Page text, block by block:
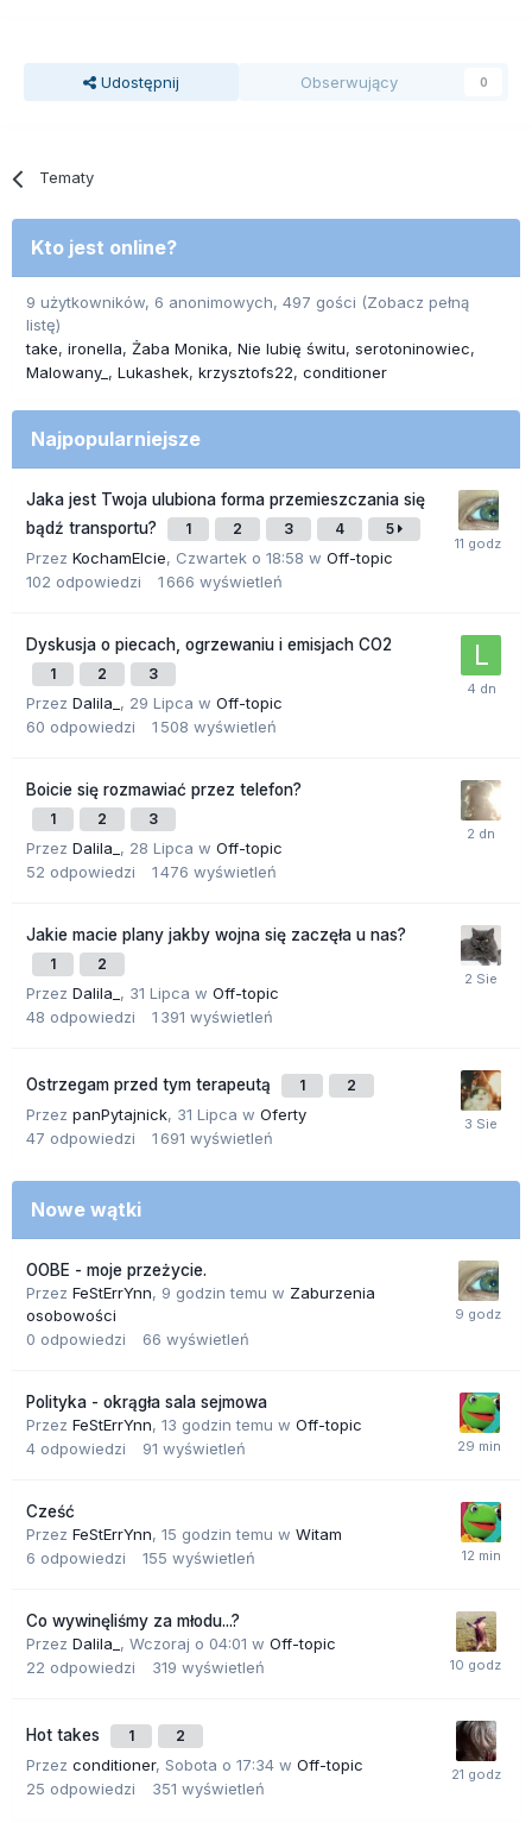
Udostępnij Obserwujący 0
Tematy
Kto jest online?
9 użytkowników, 6 anonimowych, 497 gości (Zobacz pełną
listę)
take ironella Żaba Monika Nie lubię świtu serotoninowiec
Malowany_
Lukashek krzysztofs22 conditioner
Najpopularniejsze
Jaka jest Twoja ulubiona forma przemieszczania się
bądź transportu?
1 2 3 4 5
Przez KochamElcie, Czwartek o 18:58 w Off-topic
102 odpowiedzi 1 666 wyświetleń
Dyskusja o piecach, ogrzewaniu i emisjach CO2
1 2 3
Przez Dalila_ , 29 Lipca w Off-topic
60 odpowiedzi 1 508 wyświetleń
Boicie się rozmawiać przez telefon?
1 2 3
Przez Dalila_ , 28 Lipca w Off-topic
52 odpowiedzi 1 476 wyświetleń
Jakie macie plany jakby wojna się zaczęła u nas?
1 2
Przez Dalila_ , 31 Lipca w Off-topic
48 odpowiedzi 1 391 wyświetleń
Ostrzegam przed tym terapeutą 1 2
Przez panPytajnick, 31 Lipca w Oferty
47 odpowiedzi 1 691 wyświetleń
Nowe wątki
OOBE - moje przeżycie.
Przez FeStErrYnn, 9 godzin temu w Zaburzenia
osobowości
0 odpowiedzi 66 wyświetleń
Polityka - okrągła sala sejmowa
Przez FeStErrYnn, 13 godzin temu w Off-topic
4 odpowiedzi 91 wyświetleń
Cześć
Przez FeStErrYnn, 15 godzin temu w Witam
6 odpowiedzi 155 wyświetleń
Co wywinęliśmy za młodu...?
Przez Dalila_ , Wczoraj o 04:01 w Off-topic
22 odpowiedzi 319 wyświetleń
Hot takes 1 2
Przez conditioner, Sobota o 17:34 w Off-topic
25 odpowiedzi 351 wyświetleń